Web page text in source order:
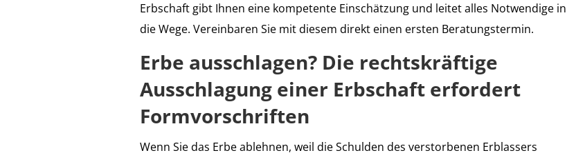
Erbschaft gibt Ihnen eine kompetente Einschätzung und leitet alles Notwendige in
die Wege. Vereinbaren Sie mit diesem direkt einen ersten Beratungstermin.
Erbe ausschlagen? Die rechtskräftige
Ausschlagung einer Erbschaft erfordert
Formvorschriften
Wenn Sie das Erbe ablehnen, weil die Schulden des verstorbenen Erblassers